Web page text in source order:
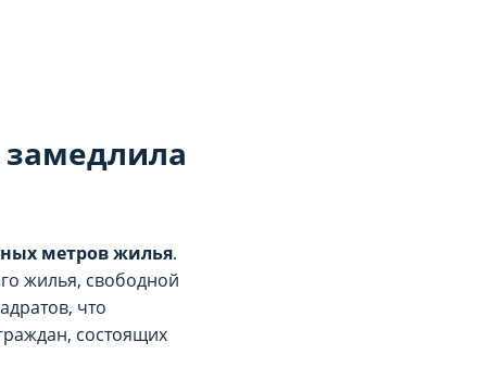
замедлила
метров жилья.
жилья, свободной
что
состоящих